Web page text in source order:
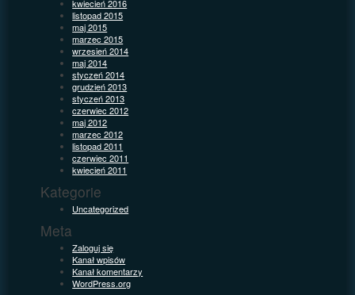
kwiecień 2016
listopad 2015
maj 2015
marzec 2015
wrzesień 2014
maj 2014
styczeń 2014
grudzień 2013
styczeń 2013
czerwiec 2012
maj 2012
marzec 2012
listopad 2011
czerwiec 2011
kwiecień 2011
Kategorie
Uncategorized
Meta
Zaloguj się
Kanał wpisów
Kanał komentarzy
WordPress.org